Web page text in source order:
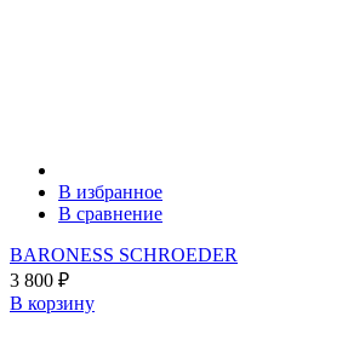
В избранное
В сравнение
BARONESS SCHROEDER
3 800 ₽
В корзину